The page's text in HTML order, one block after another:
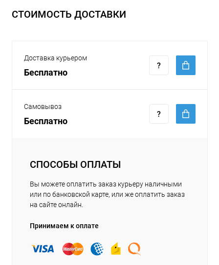
СТОИМОСТЬ ДОСТАВКИ
Доставка курьером
Бесплатно
Самовывоз
Бесплатно
СПОСОБЫ ОПЛАТЫ
Вы можете оплатить заказ курьеру наличными
или по банковской карте, или же оплатить заказ
на сайте онлайн.
Принимаем к оплате